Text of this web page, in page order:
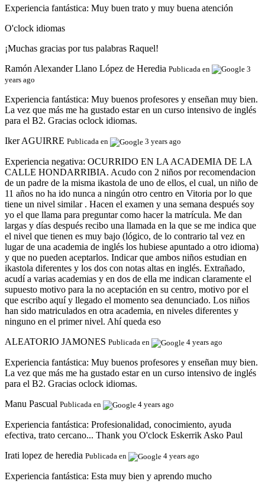
Experiencia fantástica: Muy buen trato y muy buena atención
O'clock idiomas
¡Muchas gracias por tus palabras Raquel!
Ramón Alexander Llano López de Heredia Publicada en
3
years ago
Experiencia fantástica: Muy buenos profesores y enseñan muy bien.
La vez que más me ha gustado estar en un curso intensivo de inglés
para el B2. Gracias oclock idiomas.
Iker AGUIRRE Publicada en 3 years ago
Experiencia negativa: OCURRIDO EN LA ACADEMIA DE LA
CALLE HONDARRIBIA. Acudo con 2 niños por recomendacion
de un padre de la misma ikastola de uno de ellos, el cual, un niño de
11 años no ha ido nunca a ningún otro centro en Vitoria por lo que
tiene un nivel similar . Hacen el examen y una semana después soy
yo el que llama para preguntar como hacer la matrícula. Me dan
largas y días después recibo una llamada en la que se me indica que
el nivel que tienen es muy bajo (lógico, de lo contrario tal vez en
lugar de una academia de inglés los hubiese apuntado a otro idioma)
y que no pueden aceptarlos. Indicar que ambos niños estudian en
ikastola diferentes y los dos con notas altas en inglés. Extrañado,
acudí a varias academias y en dos de ella me indican claramente el
supuesto motivo para la no aceptación en su centro, motivo por el
que escribo aquí y llegado el momento sea denunciado. Los niños
han sido matriculados en otra academia, en niveles diferentes y
ninguno en el primer nivel. Ahí queda eso
ALEATORIO JAMONES Publicada en 4 years ago
Experiencia fantástica: Muy buenos profesores y enseñan muy bien.
La vez que más me ha gustado estar en un curso intensivo de inglés
para el B2. Gracias oclock idiomas.
Manu Pascual Publicada en 4 years ago
Experiencia fantástica: Profesionalidad, conocimiento, ayuda
efectiva, trato cercano... Thank you O'clock Eskerrik Asko Paul
Irati lopez de heredia Publicada en 4 years ago
Experiencia fantástica: Esta muy bien y aprendo mucho